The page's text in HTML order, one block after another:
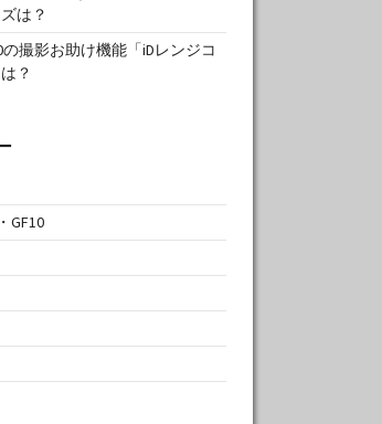
は？
の撮影お助け機能「iDレンジコ
？
GF10